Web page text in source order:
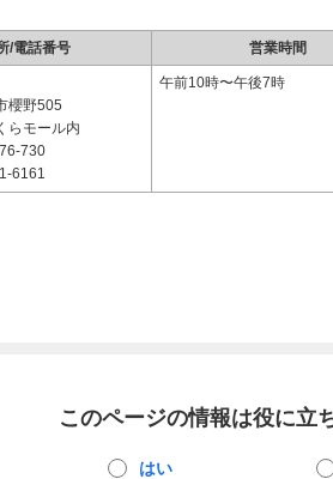
/電話番号 営業時間
櫻野505
らモール内
730
6161
午前10時〜午後7時
このページの情報は役に立
はい